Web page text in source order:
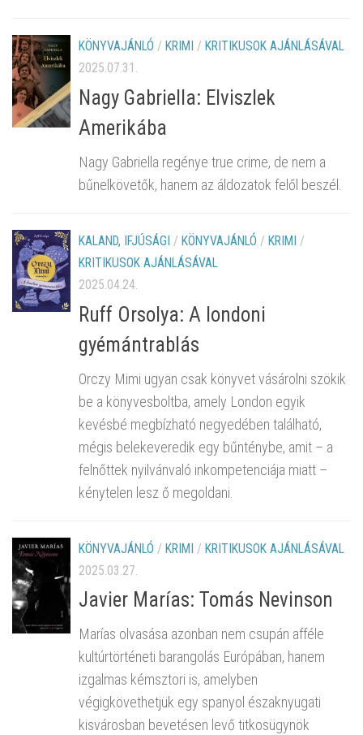
KÖNYVAJÁNLÓ / KRIMI / KRITIKUSOK AJÁNLÁSÁVAL
2025.07.31.
Nagy Gabriella: Elviszlek
Amerikába
Nagy Gabriella regénye true crime, de nem a
bűnelkövetők, hanem az áldozatok felől beszél.
KALAND, IFJÚSÁGI / KÖNYVAJÁNLÓ / KRIMI /
KRITIKUSOK AJÁNLÁSÁVAL
2025.04.24.
Ruff Orsolya: A londoni
gyémántrablás
Orczy Mimi ugyan csak könyvet vásárolni szökik
be a könyvesboltba, amely London egyik
kevésbé megbízható negyedében található,
mégis belekeveredik egy bűnténybe, amit – a
felnőttek nyilvánvaló inkompetenciája miatt –
kénytelen lesz ő megoldani.
KÖNYVAJÁNLÓ / KRIMI / KRITIKUSOK AJÁNLÁSÁVAL
2025.03.27.
Javier Marías: Tomás Nevinson
Marías olvasása azonban nem csupán afféle
kultúrtörténeti barangolás Európában, hanem
izgalmas kémsztori is, amelyben
végigkövethetjük egy spanyol északnyugati
kisvárosban bevetésen levő titkosügynök